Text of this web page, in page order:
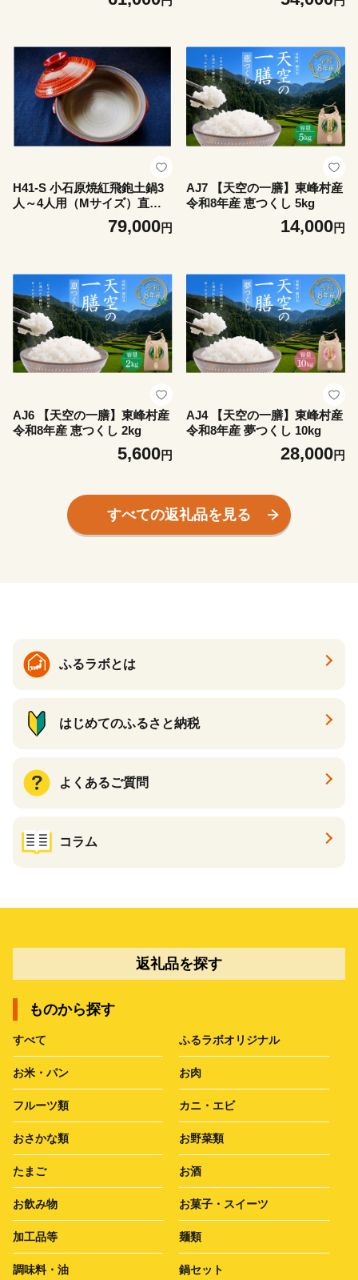
H41-S 小石原焼紅飛鉋土鍋3
人～4人用（Mサイズ）直径
79,000円
AJ7 【天空の一膳】東峰村産
令和8年産 恵つくし 5kg
14,000円
AJ6 【天空の一膳】東峰村産
令和8年産 恵つくし 2kg
5,600円
AJ4 【天空の一膳】東峰村産
令和8年産 夢つくし 10kg
28,000円
すべての返礼品を見る
ふるラボとは
はじめてのふるさと納税
よくあるご質問
コラム
返礼品を探す
ものから探す
すべて ふるラボオリジナル
お米・パン お肉
フルーツ類 カニ・エビ
おさかな類 お野菜類
たまご お酒
お飲み物 お菓子・スイーツ
加工品等 麺類
調味料・油 鍋セット